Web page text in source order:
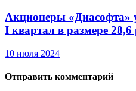
Акционеры «Диасофта»
I квартал в размере
10 июля 2024
Отправить комментарий